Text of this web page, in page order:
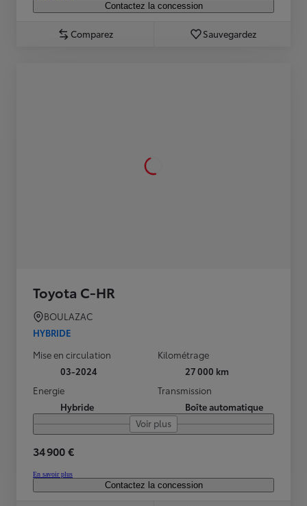
Contactez la concession
Comparez Sauvegardez
Toyota C-HR
BOULAZAC
HYBRIDE
Mise en circulation
03-2024
Kilométrage
27 000 km
Energie
Hybride
Transmission
Boîte automatique
Voir plus
34 900 €
En savoir plus
Contactez la concession